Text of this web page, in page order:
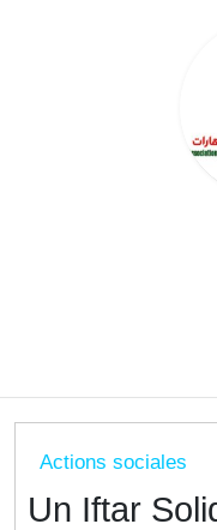
Actions sociales
Un Iftar